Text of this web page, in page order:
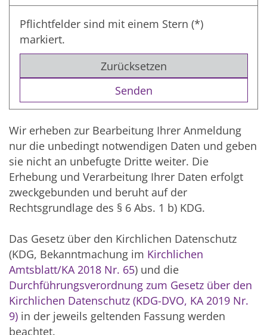
Pflichtfelder sind mit einem Stern (*)
markiert.
Zurücksetzen
Wir erheben zur Bearbeitung Ihrer Anmeldung
nur die unbedingt notwendigen Daten und geben
sie nicht an unbefugte Dritte weiter. Die
Erhebung und Verarbeitung Ihrer Daten erfolgt
zweckgebunden und beruht auf der
Rechtsgrundlage des § 6 Abs. 1 b) KDG.
Das Gesetz über den Kirchlichen Datenschutz
(KDG, Bekanntmachung im Kirchlichen
Amtsblatt/KA 2018 Nr. 65) und die
Durchführungsverordnung zum Gesetz über den
Kirchlichen Datenschutz (KDG-DVO, KA 2019 Nr.
9) in der jeweils geltenden Fassung werden
beachtet.